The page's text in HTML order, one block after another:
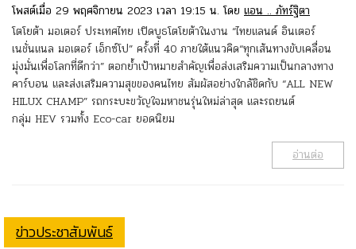
โพสต์เมื่อ 29 พฤศจิกายน 2023 เวลา 19:15 น. โดย แอน .. ภัทร์ฐิตา
โตโยต้า มอเตอร์ ประเทศไทย เปิดบูธโตโยต้าในงาน “ไทยแลนด์ อินเตอร์
เนชั่นแนล มอเตอร์ เอ็กซ์โป” ครั้งที่ 40 ภายใต้แนวคิด“ทุกเส้นทางขับเคลื่อน
มุ่งมั่นเพื่อโลกที่ดีกว่า” ตอกย้ำเป้าหมายสำคัญเพื่อส่งเสริมความเป็นกลางทาง
คาร์บอน และส่งเสริมความสุขของคนไทย สัมผัสอย่างใกล้ชิดกับ “ALL NEW
HILUX CHAMP” รถกระบะขวัญใจมหาชนรุ่นใหม่ล่าสุด และรถยนต์
กลุ่ม HEV รวมทั้ง Eco-car ยอดนิยม
อ่านต่อ
ข่าวประชาสัมพันธ์